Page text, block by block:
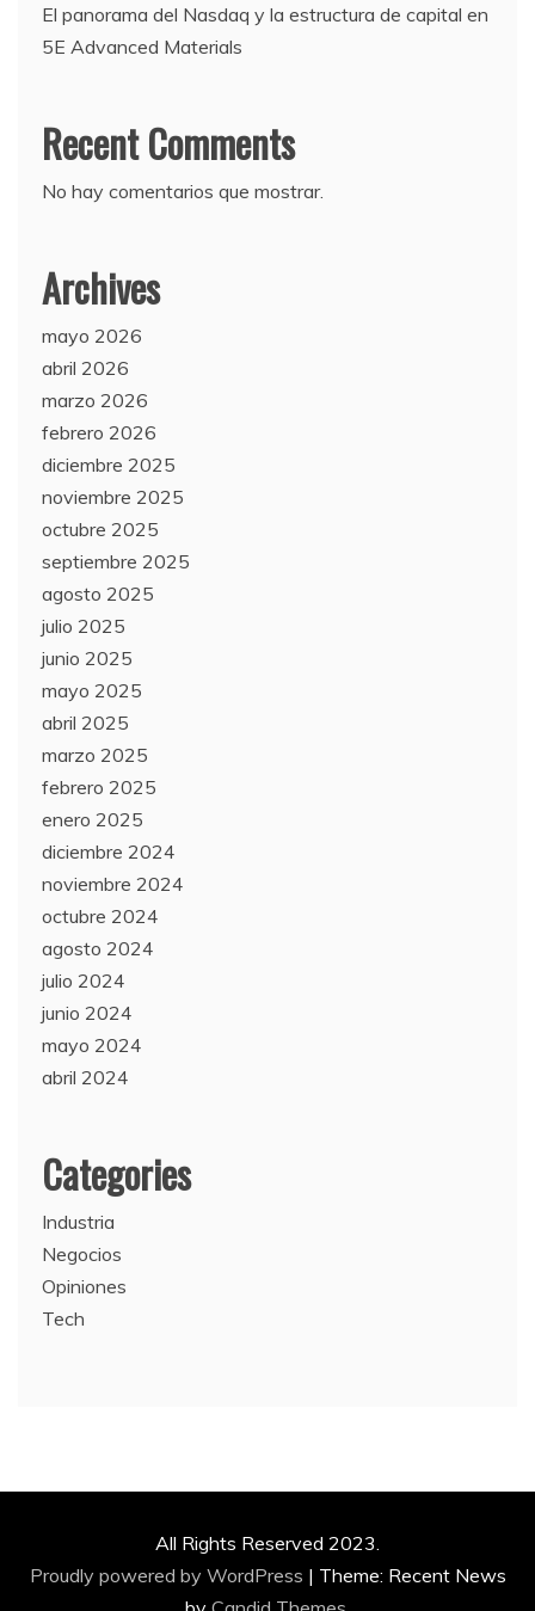
El panorama del Nasdaq y la estructura de capital en
5E Advanced Materials
Recent Comments
No hay comentarios que mostrar.
Archives
mayo 2026
abril 2026
marzo 2026
febrero 2026
diciembre 2025
noviembre 2025
octubre 2025
septiembre 2025
agosto 2025
julio 2025
junio 2025
mayo 2025
abril 2025
marzo 2025
febrero 2025
enero 2025
diciembre 2024
noviembre 2024
octubre 2024
agosto 2024
julio 2024
junio 2024
mayo 2024
abril 2024
Categories
Industria
Negocios
Opiniones
Tech
All Rights Reserved 2023.
Proudly powered by WordPress | Theme: Recent News